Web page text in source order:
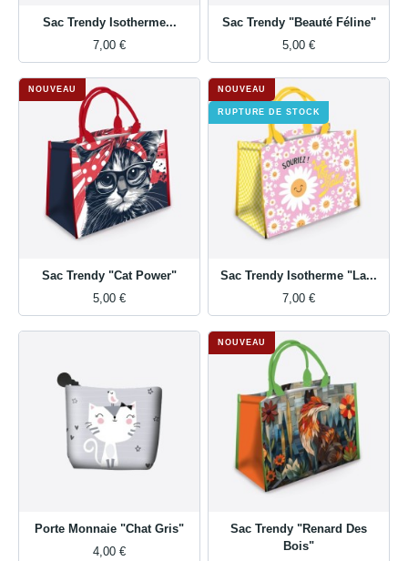
Sac Trendy Isotherme...
7,00 €
Sac Trendy "Beauté Féline"
5,00 €
Sac Trendy "Cat Power"
5,00 €
NOUVEAU
Sac Trendy Isotherme "La...
7,00 €
NOUVEAU
RUPTURE DE STOCK
Porte Monnaie "Chat Gris"
4,00 €
Sac Trendy "Renard Des
Bois"
NOUVEAU